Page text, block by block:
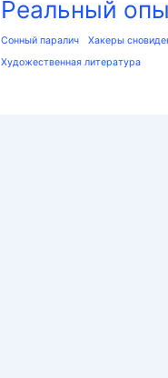
Реальный
Сонный паралич
Хакеры
Художественная литература